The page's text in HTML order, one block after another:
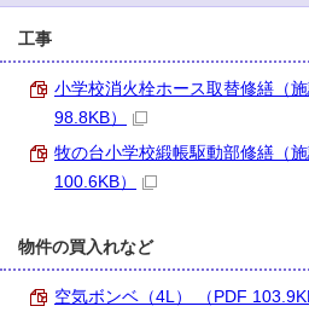
工事
小学校消火栓ホース取替修繕（
98.8KB）
牧の台小学校緞帳駆動部修繕（
100.6KB）
物件の買入れなど
空気ボンベ（4L） （PDF